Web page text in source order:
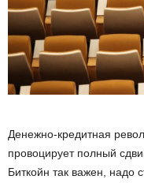
Денежно-кредитная
провоцирует полный
Биткойн так важен, надо